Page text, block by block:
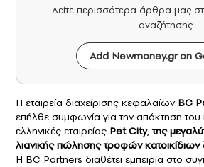
Δείτε περισσότερα άρθρα μας
αναζήτησης
Add Newmoney.gr on
Η εταιρεία διαχείρισης κεφαλαίων BC
επήλθε συμφωνία για την απόκτηση
ελληνικές εταιρείας Pet City,της
λιανικής πώλησης τροφών
Η BC Partners διαθέτει εμπειρία στο